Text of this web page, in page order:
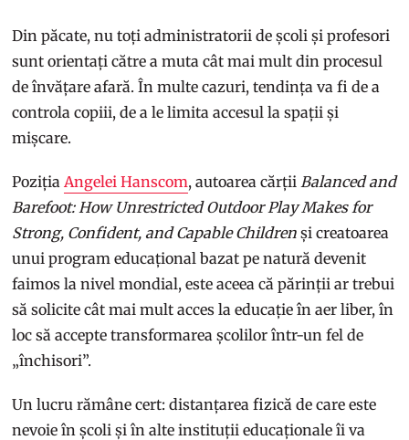
Din păcate, nu toți administratorii de școli și profesori
sunt orientați către a muta cât mai mult din procesul
de învățare afară. În multe cazuri, tendința va fi de a
controla copiii, de a le limita accesul la spații și
mișcare.
Poziția Angelei Hanscom, autoarea cărții Balanced and
Barefoot: How Unrestricted Outdoor Play Makes for
Strong, Confident, and Capable Children și creatoarea
unui program educațional bazat pe natură devenit
faimos la nivel mondial, este aceea că părinții ar trebui
să solicite cât mai mult acces la educație în aer liber, în
loc să accepte transformarea școlilor într-un fel de
„închisori”.
Un lucru rămâne cert: distanțarea fizică de care este
nevoie în școli și în alte instituții educaționale îi va